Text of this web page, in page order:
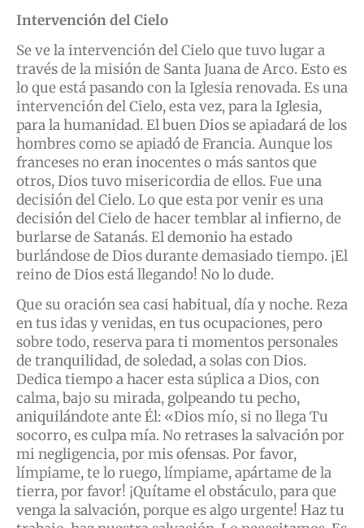
Intervención del Cielo
Se ve la intervención del Cielo que tuvo lugar a
través de la misión de Santa Juana de Arco. Esto es
lo que está pasando con la Iglesia renovada. Es una
intervención del Cielo, esta vez, para la Iglesia,
para la humanidad. El buen Dios se apiadará de los
hombres como se apiadó de Francia. Aunque los
franceses no eran inocentes o más santos que
otros, Dios tuvo misericordia de ellos. Fue una
decisión del Cielo. Lo que esta por venir es una
decisión del Cielo de hacer temblar al infierno, de
burlarse de Satanás. El demonio ha estado
burlándose de Dios durante demasiado tiempo. ¡El
reino de Dios está llegando! No lo dude.
Que su oración sea casi habitual, día y noche. Reza
en tus idas y venidas, en tus ocupaciones, pero
sobre todo, reserva para ti momentos personales
de tranquilidad, de soledad, a solas con Dios.
Dedica tiempo a hacer esta súplica a Dios, con
calma, bajo su mirada, golpeando tu pecho,
aniquilándote ante Él: «Dios mío, si no llega Tu
socorro, es culpa mía. No retrases la salvación por
mi negligencia, por mis ofensas. Por favor,
límpiame, te lo ruego, límpiame, apártame de la
tierra, por favor! ¡Quítame el obstáculo, para que
venga la salvación, porque es algo urgente! Haz tu